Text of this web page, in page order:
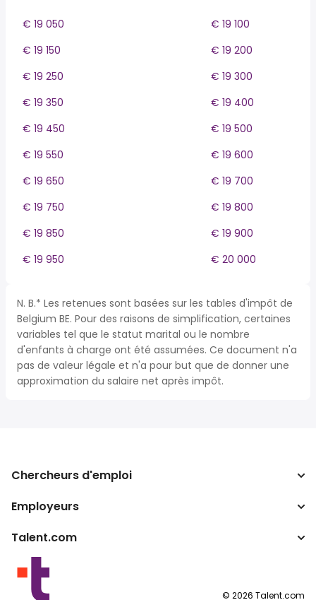
€ 19 050
€ 19 100
€ 19 150
€ 19 200
€ 19 250
€ 19 300
€ 19 350
€ 19 400
€ 19 450
€ 19 500
€ 19 550
€ 19 600
€ 19 650
€ 19 700
€ 19 750
€ 19 800
€ 19 850
€ 19 900
€ 19 950
€ 20 000
N. B.* Les retenues sont basées sur les tables d'impôt de
Belgium BE. Pour des raisons de simplification, certaines
variables tel que le statut marital ou le nombre
d'enfants à charge ont été assumées. Ce document n'a
pas de valeur légale et n'a pour but que de donner une
approximation du salaire net après impôt.
Chercheurs d'emploi
Recherche d'emploi
Convertisseur de salaire
Employeurs
Entreprises
Programmes partenaires
Talent.com
Autres pays
Conditions d’utilisation
© 2026 Talent.com